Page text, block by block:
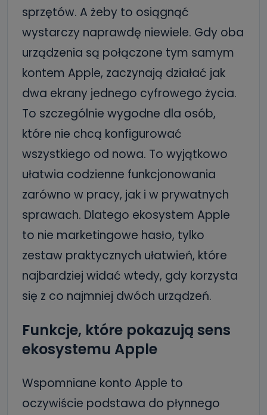
sprzętów. A żeby to osiągnąć
wystarczy naprawdę niewiele. Gdy oba
urządzenia są połączone tym samym
kontem Apple, zaczynają działać jak
dwa ekrany jednego cyfrowego życia.
To szczególnie wygodne dla osób,
które nie chcą konfigurować
wszystkiego od nowa. To wyjątkowo
ułatwia codzienne funkcjonowania
zarówno w pracy, jak i w prywatnych
sprawach. Dlatego ekosystem Apple
to nie marketingowe hasło, tylko
zestaw praktycznych ułatwień, które
najbardziej widać wtedy, gdy korzysta
się z co najmniej dwóch urządzeń.
Funkcje, które pokazują sens
ekosystemu Apple
Wspomniane konto Apple to
oczywiście podstawa do płynnego